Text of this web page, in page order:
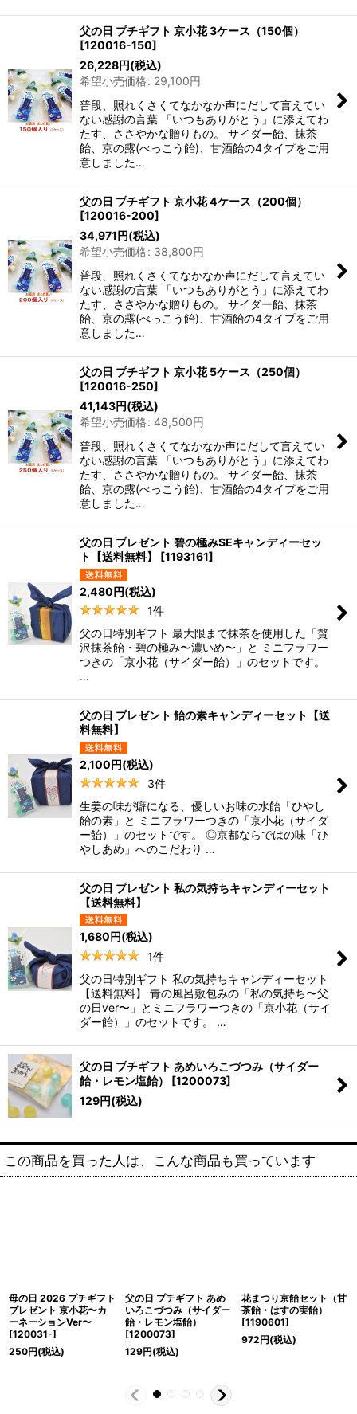
父の日 プチギフト 京小花 3ケース（150個）
[120016-150]
26,228円(税込)
希望小売価格: 29,100円
普段、照れくさくてなかなか声にだして言えてい
ない感謝の言葉 「いつもありがとう」に添えてわ
たす、ささやかな贈りもの。 サイダー飴、抹茶
飴、京の露(べっこう飴)、甘酒飴の4タイプをご用
意しました…
父の日 プチギフト 京小花 4ケース（200個）
[120016-200]
34,971円(税込)
希望小売価格: 38,800円
普段、照れくさくてなかなか声にだして言えてい
ない感謝の言葉 「いつもありがとう」に添えてわ
たす、ささやかな贈りもの。 サイダー飴、抹茶
飴、京の露(べっこう飴)、甘酒飴の4タイプをご用
意しました…
父の日 プチギフト 京小花 5ケース（250個）
[120016-250]
41,143円(税込)
希望小売価格: 48,500円
普段、照れくさくてなかなか声にだして言えてい
ない感謝の言葉 「いつもありがとう」に添えてわ
たす、ささやかな贈りもの。 サイダー飴、抹茶
飴、京の露(べっこう飴)、甘酒飴の4タイプをご用
意しました…
父の日 プレゼント 碧の極みSEキャンディーセッ
ト【送料無料】
[1193161]
2,480円(税込)
1件
父の日特別ギフト 最大限まで抹茶を使用した「贅
沢抹茶飴・碧の極み〜濃いめ〜」と ミニフラワー
つきの「京小花（サイダー飴）」のセットです。
…
父の日 プレゼント 飴の素キャンディーセット【送
料無料】
2,100円(税込)
3件
生姜の味が癖になる、優しいお味の水飴「ひやし
飴の素」と ミニフラワーつきの「京小花（サイダ
ー飴）」のセットです。 ◎京都ならではの味「ひ
やしあめ」へのこだわり …
父の日 プレゼント 私の気持ちキャンディーセット
【送料無料】
1,680円(税込)
1件
父の日特別ギフト 私の気持ちキャンディーセット
【送料無料】 青の風呂敷包みの「私の気持ち〜父
の日ver〜」とミニフラワーつきの「京小花（サイ
ダー飴）」のセットです。 …
父の日 プチギフト あめいろこづつみ（サイダー
飴・レモン塩飴）
[1200073]
129円(税込)
この商品を買った人は、こんな商品も買っています
母の日 2026 プチギフト
プレゼント 京小花〜カ
ーネーションVer〜
[120031-]
250円(税込)
父の日 プチギフト あめ
いろこづつみ（サイダー
飴・レモン塩飴）
[1200073]
129円(税込)
花まつり京飴セット（甘
茶飴・はすの実飴）
[1190601]
972円(税込)